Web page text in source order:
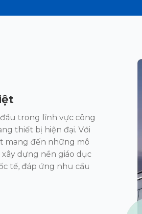
đầu trong lĩnh vực công
thiết bị hiện đại. Với
mang đến những mô
xây dựng nền giáo dục
tế, đáp ứng nhu cầu